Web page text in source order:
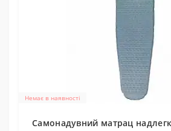
Немає в наявності
Самонадувний матрац